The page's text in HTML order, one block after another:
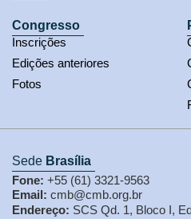
Congresso
Inscrições
Edições anteriores
Fotos
Sede Brasília
Fone: +55 (61) 3321-9563
Email: cmb@cmb.org.br
Endereço: SCS Qd. 1, Bloco I,